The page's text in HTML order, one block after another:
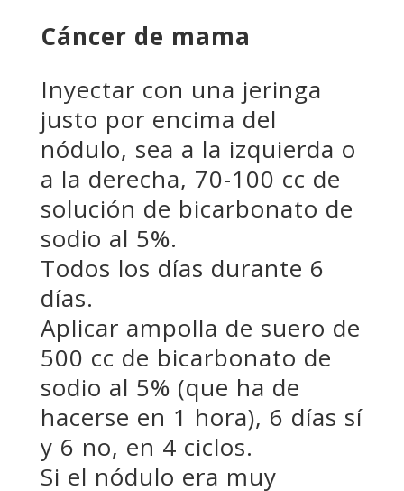
Cáncer de mama
Inyectar con una jeringa
justo por encima del
nódulo, sea a la izquierda o
a la derecha, 70-100 cc de
solución de bicarbonato de
sodio al 5%.
Todos los días durante 6
días.
Aplicar ampolla de suero de
500 cc de bicarbonato de
sodio al 5% (que ha de
hacerse en 1 hora), 6 días sí
y 6 no, en 4 ciclos.
Si el nódulo era muy